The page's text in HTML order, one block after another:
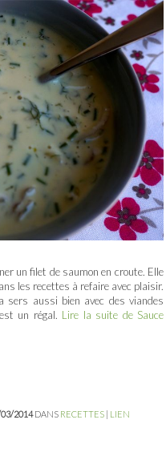
un filet de saumon en croute. Elle
les recettes à refaire avec plaisir.
sers aussi bien avec des viandes
un régal. Lire la suite de Sauce
2014DANS RECETTES | LIEN